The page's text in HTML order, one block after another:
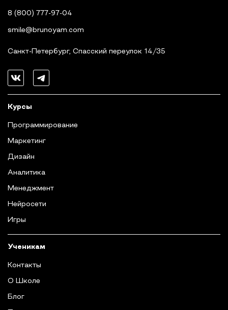
8 (800) 777-97-04
smile@brunoyam.com
Санкт-Петербург, Спасский переулок 14/35
Курсы
Программирование
Маркетинг
Дизайн
Аналитика
Менеджмент
Нейросети
Игры
Ученикам
Контакты
О Школе
Блог